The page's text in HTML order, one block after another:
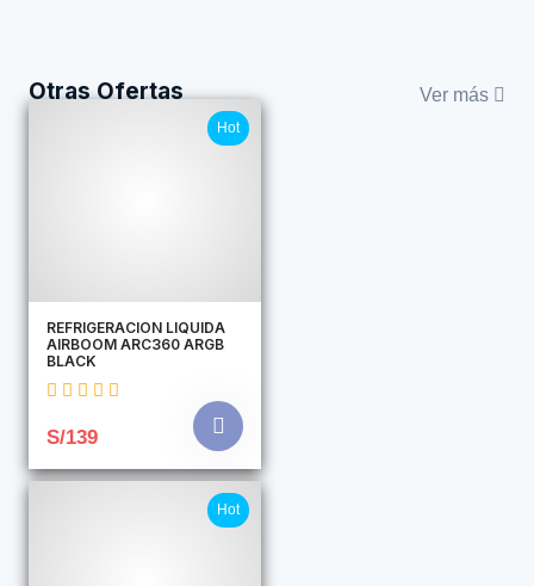
Otras Ofertas Ver más
Hot
REFRIGERACION LIQUIDA
AIRBOOM ARC360 ARGB
BLACK
S/139
Hot